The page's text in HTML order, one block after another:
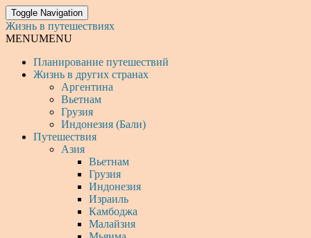
Toggle Navigation
Жизнь в путешествиях
MENUMENU
Планирование путешествий
Жизнь в других странах
Аргентина
Вьетнам
Грузия
Индонезия (Бали)
Путешествия
Азия
Вьетнам
Грузия
Индонезия
Израиль
Камбоджа
Малайзия